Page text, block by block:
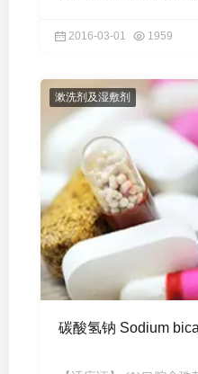
2016-03-01 1959
漱洗剂及湿敷剂
碳酸氢钠